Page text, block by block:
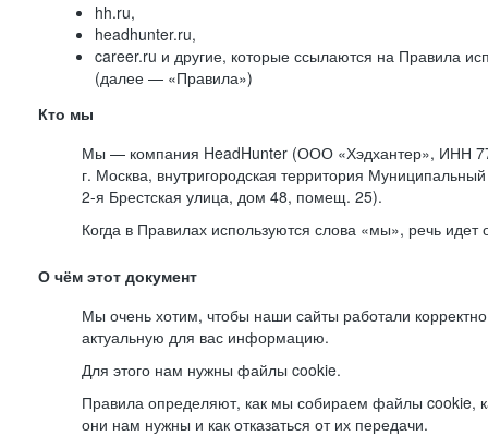
hh.ru,
headhunter.ru,
career.ru и другие, которые ссылаются на Правила
(далее — «Правила»)
Кто мы
Мы — компания HeadHunter (ООО «Хэдхантер», ИНН
г. Москва, внутригородская территория Муниципальный
2-я Брестская улица, дом 48, помещ. 25).
Когда в Правилах используются слова «мы», речь
О чём этот документ
Мы очень хотим, чтобы наши сайты работали
актуальную для вас информацию.
Для этого нам нужны файлы cookie.
Правила определяют, как мы собираем файлы cookie,
они нам нужны и как отказаться от их передачи.